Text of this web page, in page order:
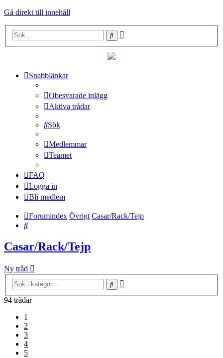
Gå direkt till innehåll
Sök
Snabblänkar
Obesvarade inlägg
Aktiva trådar
Sök
Medlemmar
Teamet
FAQ
Logga in
Bli medlem
Forumindex Övrigt Casar/Rack/Tejp
Sök
Casar/Rack/Tejp
Ny tråd
Sök
94 trådar
1
2
3
4
5